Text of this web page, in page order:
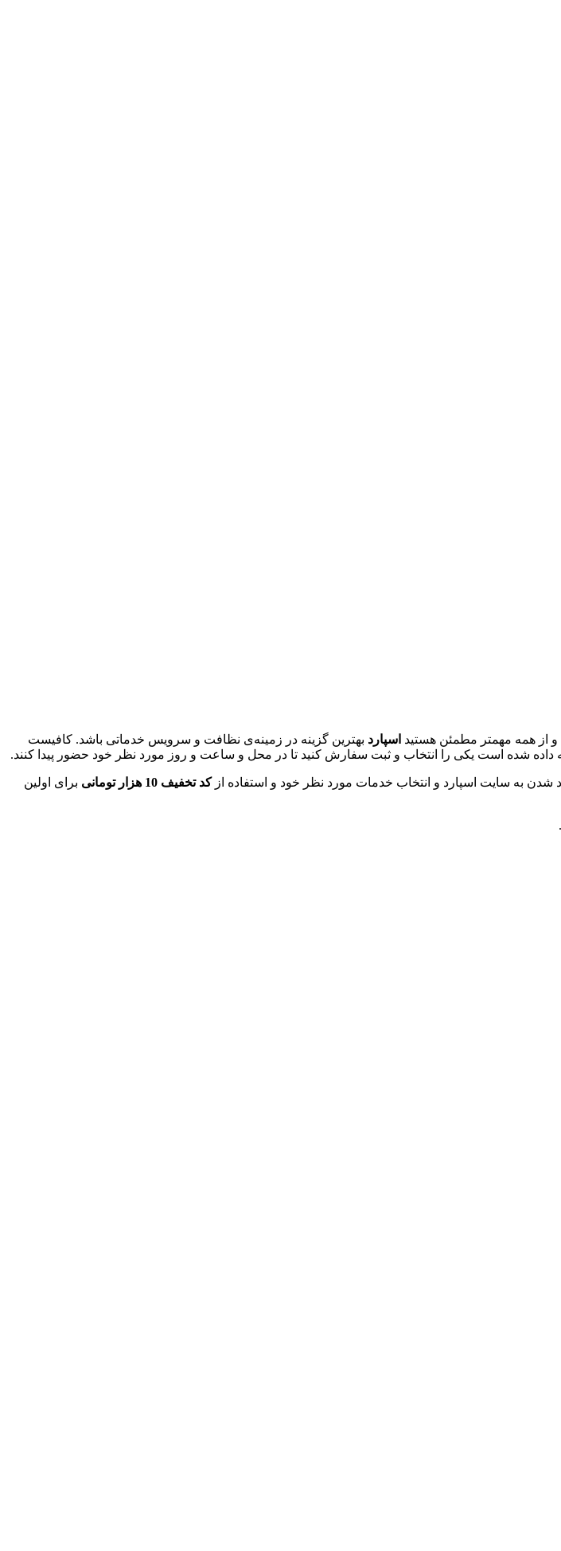
و از همه مهمتر مطمئن هستید اسپارد بهترین گزینه در زمینه‌ی نظافت و سرویس خدماتی‌ باشد. کافیست
داده شده است یکی را انتخاب و ثبت سفارش کنید تا در محل و ساعت و روز مورد نظر خود حضور پیدا کنند.
شدن به سایت اسپارد و انتخاب خدمات مورد نظر خود و استفاده از کد تخفیف 10 هزار تومانی
برای اولین